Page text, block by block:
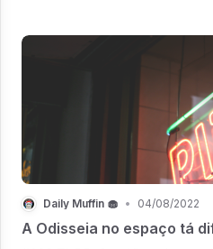
Mercado Crypto tá dando bom
Daily Muffin 🧁 • 04/08/2022
A Odisseia no espaço tá